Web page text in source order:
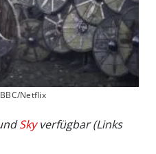
Netflix
Skyverfügbar (Links